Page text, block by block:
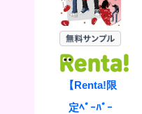
【Renta!限
定ﾍﾟｰﾊﾟｰ